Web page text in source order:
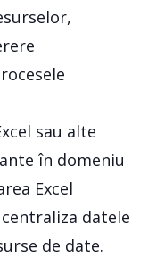
sau alte
în domeniu
Excel
datele
de date.